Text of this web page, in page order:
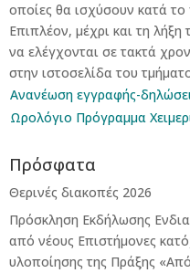
οποίες θα ισχύσουν κατά
Επιπλέον, μέχρι και τη
να ελέγχονται σε τακτά
στην ιστοσελίδα του
Ανανέωση εγγραφής-
Ωρολόγιο Πρόγραμμα
Πρόσφατα
Θερινές διακοπές 2026
Πρόσκληση Εκδήλωσης
από νέους Επιστήμονες
υλοποίησης της Πράξης